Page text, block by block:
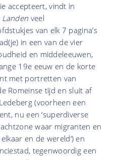
accepteert, vindt in
Landen veel
van elk 7 pagina’s
in een van de vier
en middeleeuwen,
19e eeuw en de korte
met portretten van
Romeinse tijd en sluit af
(voorheen een
nu een ‘superdiverse
waar migranten en
en de wereld‘) en
tegenwoordig een